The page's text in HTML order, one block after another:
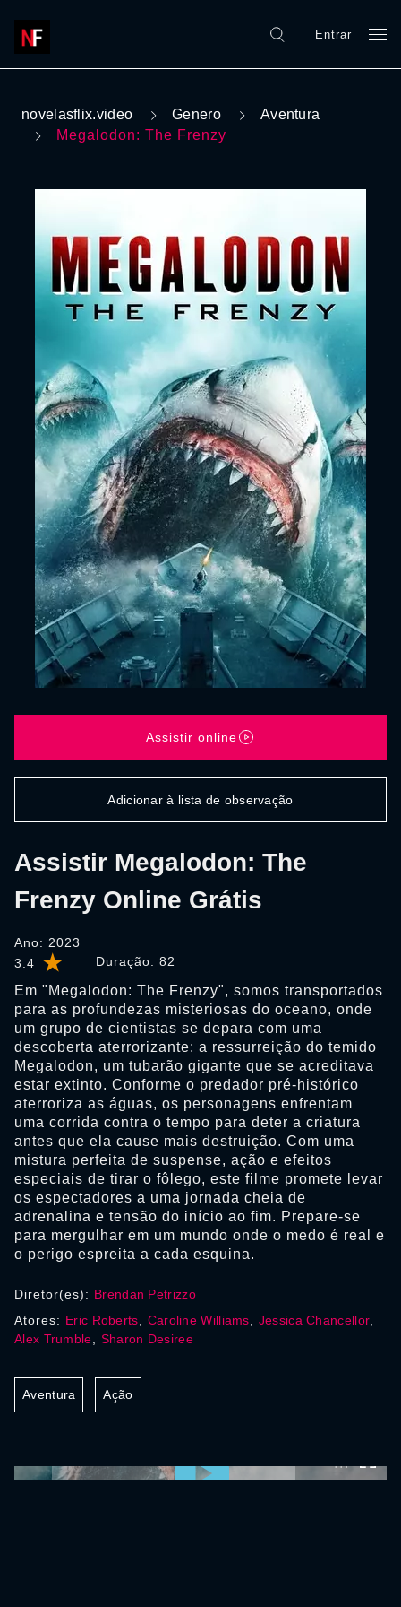
Entrar
novelasflix.video Genero
Aventura
Megalodon: The Frenzy
3.4 Duração: 82
Assistir Megalodon: The
Frenzy Online Grátis
Ano: 2023
Em "Megalodon: The Frenzy", somos transportados
para as profundezas misteriosas do oceano, onde
um grupo de cientistas se depara com uma
descoberta aterrorizante: a ressurreição do temido
Megalodon, um tubarão gigante que se acreditava
estar extinto. Conforme o predador pré-histórico
aterroriza as águas, os personagens enfrentam
uma corrida contra o tempo para deter a criatura
antes que ela cause mais destruição. Com uma
mistura perfeita de suspense, ação e efeitos
especiais de tirar o fôlego, este filme promete levar
os espectadores a uma jornada cheia de
adrenalina e tensão do início ao fim. Prepare-se
para mergulhar em um mundo onde o medo é real e
o perigo espreita a cada esquina.
Assistir online
Adicionar à lista de observação
Diretor(es): Brendan Petrizzo
Atores: Eric Roberts Caroline Williams Jessica Chancellor
Alex Trumble
Sharon Desiree
Aventura Ação